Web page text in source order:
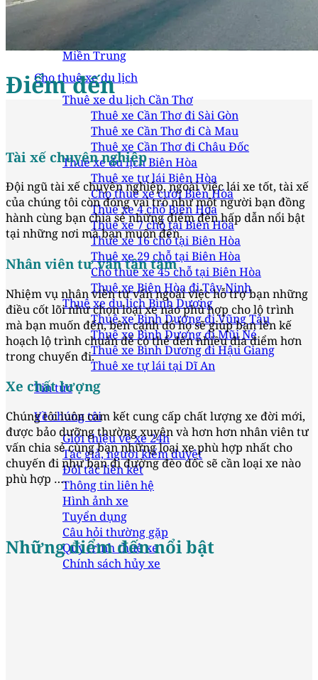
Đông Nam Bộ
Tây Nguyên
Miền Tây
Miền Trung
Cho thuê xe du lịch
Thuê xe du lịch Cần Thơ
Thuê xe Cần Thơ đi Sài Gòn
Thuê xe Cần Thơ đi Cà Mau
Thuê xe Cần Thơ đi Châu Đốc
Thuê xe du lịch Biên Hòa
Thuê xe tự lái Biên Hòa
Cho thuê xe cưới Biên Hòa
Thuê xe 4 chỗ Biên Hòa
Thuê xe 7 chỗ tại Biên Hòa
Thuê xe 16 chỗ tại Biên Hòa
Thuê xe 29 chỗ tại Biên Hòa
Cho thuê xe 45 chỗ tại Biên Hòa
Thuê xe Biên Hòa đi Tây Ninh
Thuê xe du lịch Bình Dương
Thuê xe Bình Dương đi Vũng Tàu
Thuê xe Bình Dương đi Mũi Né
Thuê xe Bình Dương đi Hậu Giang
Thuê xe tự lái tại Dĩ An
Tin tức
Về chúng tôi
Giới thiệu về xe 24h
Tác giả, người kiểm duyệt
Đối tác liên kết
Thông tin liên hệ
Hình ảnh xe
Tuyển dụng
Câu hỏi thường gặp
Quy trình thuê xe
Chính sách hủy xe
Điểm đến
Tài xế chuyên nghiệp
Đội ngũ tài xế chuyên nghiệp, ngoài việc lái xe tốt, tài xế
của chúng tôi còn đóng vai trò như một người bạn đồng
hành cùng bạn chia sẻ những điểm đến hấp dẫn nổi bật
tại những nơi mà bạn muốn đến.
Nhân viên tư vấn tận tâm
Nhiệm vụ nhân viên tư vấn ngoài việc hỗ trợ bạn những
điều cốt lõi như chọn loại xe nào phù hợp cho lộ trình
mà bạn muốn đến, bên cạnh đó họ sẽ giúp bạn lên kế
hoạch lộ trình chuẩn để có thể đến nhiều địa điểm hơn
trong chuyến đi.
Xe chất lượng
Chúng tôi luôn cam kết cung cấp chất lượng xe đời mới,
được bảo dưỡng thường xuyên và hơn hơn nhân viên tư
vấn chia sẻ cùng bạn những loại xe phù hợp nhất cho
chuyến đi như bạn đi đường đèo dốc sẽ cần loại xe nào
phù hợp ….
Những điểm đến nổi bật